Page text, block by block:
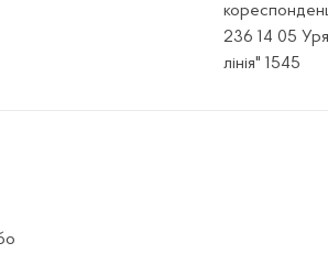
236 14 05
лінія" 1545